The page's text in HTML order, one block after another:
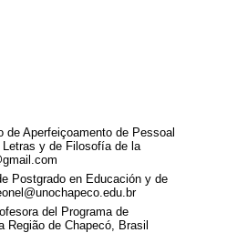
de Aperfeiçoamento de Pessoal
y de Filosofía de la
Postgrado en Educación y de
del Programa de
de Chapecó, Brasil